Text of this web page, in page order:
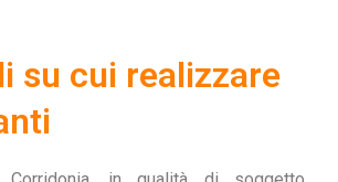
su cui realizzare